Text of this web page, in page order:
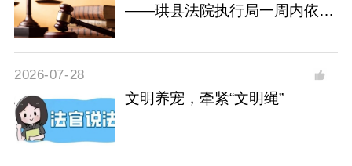
——珙县法院执行局一周内依法
2026-07-28
文明养宠，牵紧“文明绳”